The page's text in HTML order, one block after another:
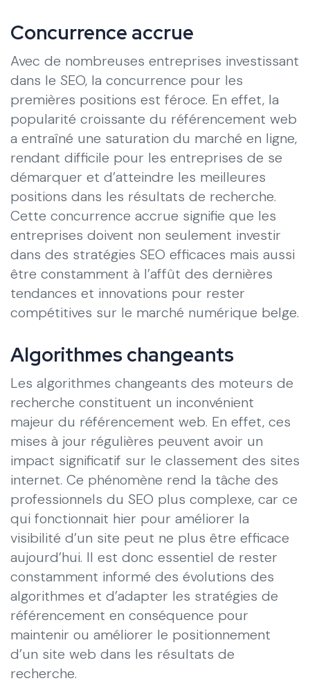
Concurrence accrue
Avec de nombreuses entreprises investissant
dans le SEO, la concurrence pour les
premières positions est féroce. En effet, la
popularité croissante du référencement web
a entraîné une saturation du marché en ligne,
rendant difficile pour les entreprises de se
démarquer et d’atteindre les meilleures
positions dans les résultats de recherche.
Cette concurrence accrue signifie que les
entreprises doivent non seulement investir
dans des stratégies SEO efficaces mais aussi
être constamment à l’affût des dernières
tendances et innovations pour rester
compétitives sur le marché numérique belge.
Algorithmes changeants
Les algorithmes changeants des moteurs de
recherche constituent un inconvénient
majeur du référencement web. En effet, ces
mises à jour régulières peuvent avoir un
impact significatif sur le classement des sites
internet. Ce phénomène rend la tâche des
professionnels du SEO plus complexe, car ce
qui fonctionnait hier pour améliorer la
visibilité d’un site peut ne plus être efficace
aujourd’hui. Il est donc essentiel de rester
constamment informé des évolutions des
algorithmes et d’adapter les stratégies de
référencement en conséquence pour
maintenir ou améliorer le positionnement
d’un site web dans les résultats de
recherche.